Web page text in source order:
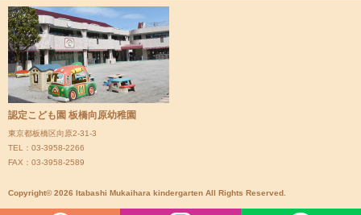
認定こども園 板橋向原幼稚園
東京都板橋区向原2-31-3
TEL：03-3958-2266
FAX：03-3958-2589
Copyright© 2026 Itabashi Mukaihara kindergarten All Rights Reserved.